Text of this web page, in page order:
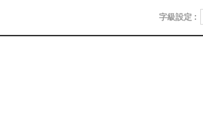
字級設定 :